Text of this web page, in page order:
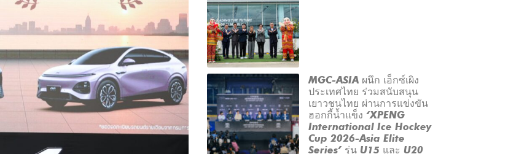
MGC-ASIA ผนึก เอ็กซ์เผิง
ประเทศไทย ร่วมสนับสนุน
เยาวชนไทย ผ่านการแข่งขัน
ฮอกกี้น้ำแข็ง ‘XPENG
International Ice Hockey
Cup 2026-Asia Elite
Series’ รุ่น U15 และ U20